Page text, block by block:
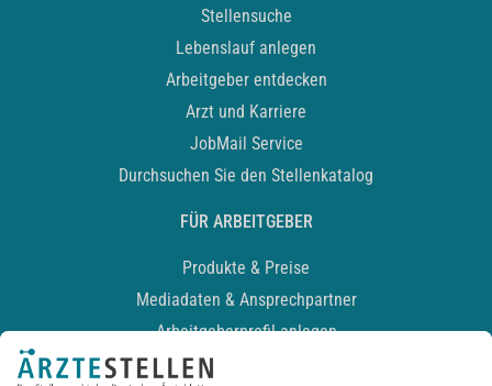
Stellensuche
Lebenslauf anlegen
Arbeitgeber entdecken
Arzt und Karriere
JobMail Service
Durchsuchen Sie den Stellenkatalog
FÜR ARBEITGEBER
Produkte & Preise
Mediadaten & Ansprechpartner
Arbeitgeberprofil anlegen
Recruiting-Podcast